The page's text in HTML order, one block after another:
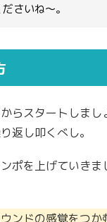
さいね〜。
らスタートしま
返し叩くべし。
ポを上げていきま
ンドの感覚をつか